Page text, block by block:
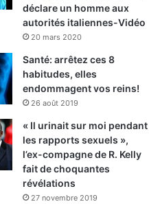
déclare un homme aux
autorités italiennes-Vidéo
20 mars 2020
Santé: arrêtez ces 8
habitudes, elles
endommagent vos reins!
26 août 2019
« Il urinait sur moi pendant
les rapports sexuels »,
l’ex-compagne de R. Kelly
fait de choquantes
révélations
27 novembre 2019